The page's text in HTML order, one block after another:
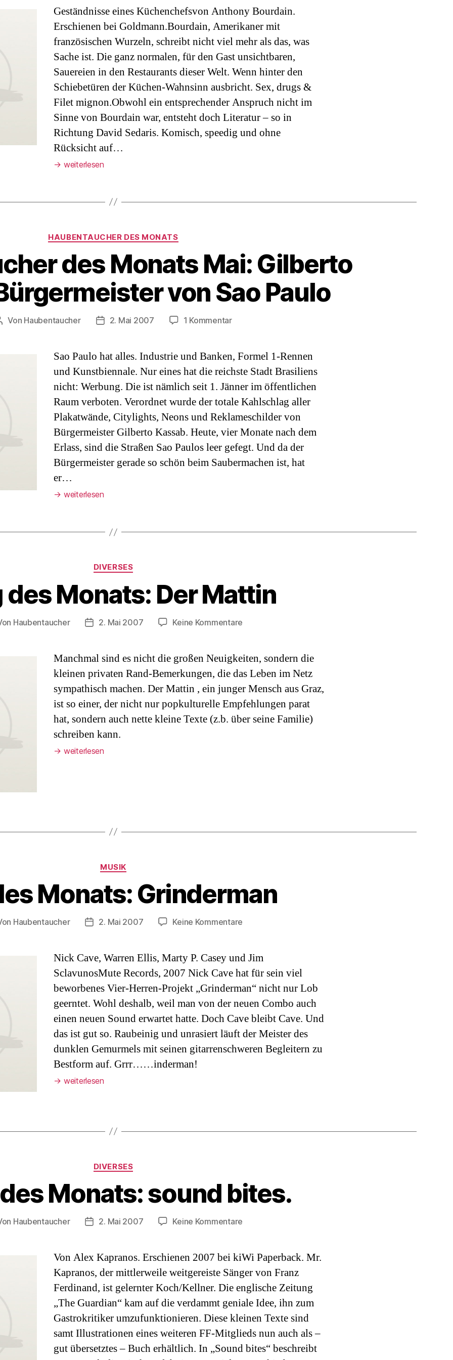
Monats
Geständnisse eines Küchenchefsvon Anthony Bourdain.
Erschienen bei Goldmann.Bourdain, Amerikaner mit
französischen Wurzeln, schreibt nicht viel mehr als das, was
Sache ist. Die ganz normalen, für den Gast unsichtbaren,
Sauereien in den Restaurants dieser Welt. Wenn hinter den
Schiebetüren der Küchen-Wahnsinn ausbricht. Sex, drugs &
Filet mignon.Obwohl ein entsprechender Anspruch nicht im
Sinne von Bourdain war, entsteht doch Literatur – so in
Richtung David Sedaris. Komisch, speedig und ohne
Rücksicht auf…
→ weiterlesen
Kategorien
HAUBENTAUCHER DES MONATS
des Monats Mai: Gilberto
von Sao Paulo
Von Haubentaucher Veröffentlichungsdatum
2. Mai 2007 1 Kommentarzu
Monats
Mai:
Gilberto
Kassab,
Bürgermeister
von
Sao
Paulo
Sao Paulo hat alles. Industrie und Banken, Formel 1-Rennen
und Kunstbiennale. Nur eines hat die reichste Stadt Brasiliens
nicht: Werbung. Die ist nämlich seit 1. Jänner im öffentlichen
Raum verboten. Verordnet wurde der totale Kahlschlag aller
Plakatwände, Citylights, Neons und Reklameschilder von
Bürgermeister Gilberto Kassab. Heute, vier Monate nach dem
Erlass, sind die Straßen Sao Paulos leer gefegt. Und da der
Bürgermeister gerade so schön beim Saubermachen ist, hat
er…
→ weiterlesen
Kategorien
DIVERSES
des Monats: Der Mattin
Haubentaucher Veröffentlichungsdatum
2. Mai 2007 Keine Kommentare
Monats:
Der
Manchmal sind es nicht die großen Neuigkeiten, sondern die
kleinen privaten Rand-Bemerkungen, die das Leben im Netz
sympathisch machen. Der Mattin , ein junger Mensch aus Graz,
ist so einer, der nicht nur popkulturelle Empfehlungen parat
hat, sondern auch nette kleine Texte (z.b. über seine Familie)
schreiben kann.
→ weiterlesen
Kategorien
MUSIK
Monats: Grinderman
Haubentaucher Veröffentlichungsdatum
2. Mai 2007 Keine Kommentare
Monats:
Grinderman
Nick Cave, Warren Ellis, Marty P. Casey und Jim
SclavunosMute Records, 2007 Nick Cave hat für sein viel
beworbenes Vier-Herren-Projekt „Grinderman“ nicht nur Lob
geerntet. Wohl deshalb, weil man von der neuen Combo auch
einen neuen Sound erwartet hatte. Doch Cave bleibt Cave. Und
das ist gut so. Raubeinig und unrasiert läuft der Meister des
dunklen Gemurmels mit seinen gitarrenschweren Begleitern zu
Bestform auf. Grrr……inderman!
→ weiterlesen
Kategorien
DIVERSES
Monats: sound bites.
Haubentaucher Veröffentlichungsdatum
2. Mai 2007 Keine Kommentare
Monats:
sound
bites.
Von Alex Kapranos. Erschienen 2007 bei kiWi Paperback. Mr.
Kapranos, der mittlerweile weitgereiste Sänger von Franz
Ferdinand, ist gelernter Koch/Kellner. Die englische Zeitung
„The Guardian“ kam auf die verdammt geniale Idee, ihn zum
Gastrokritiker umzufunktionieren. Diese kleinen Texte sind
samt Illustrationen eines weiteren FF-Mitglieds nun auch als –
gut übersetztes – Buch erhältlich. In „Sound bites“ beschreibt